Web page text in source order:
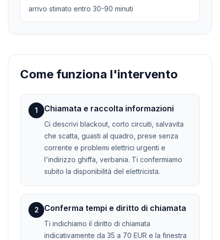
arrivo stimato entro 30-90 minuti
Come funziona l'intervento
1 Chiamata e raccolta informazioni
Ci descrivi blackout, corto circuiti, salvavita
che scatta, guasti al quadro, prese senza
corrente e problemi elettrici urgenti e
l'indirizzo ghiffa, verbania. Ti confermiamo
subito la disponibilità del elettricista.
2 Conferma tempi e diritto di chiamata
Ti indichiamo il diritto di chiamata
indicativamente da 35 a 70 EUR e la finestra